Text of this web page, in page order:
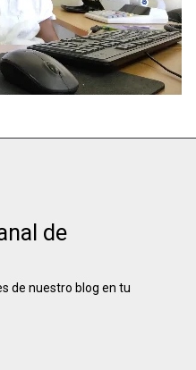
de
de nuestro blog en tu